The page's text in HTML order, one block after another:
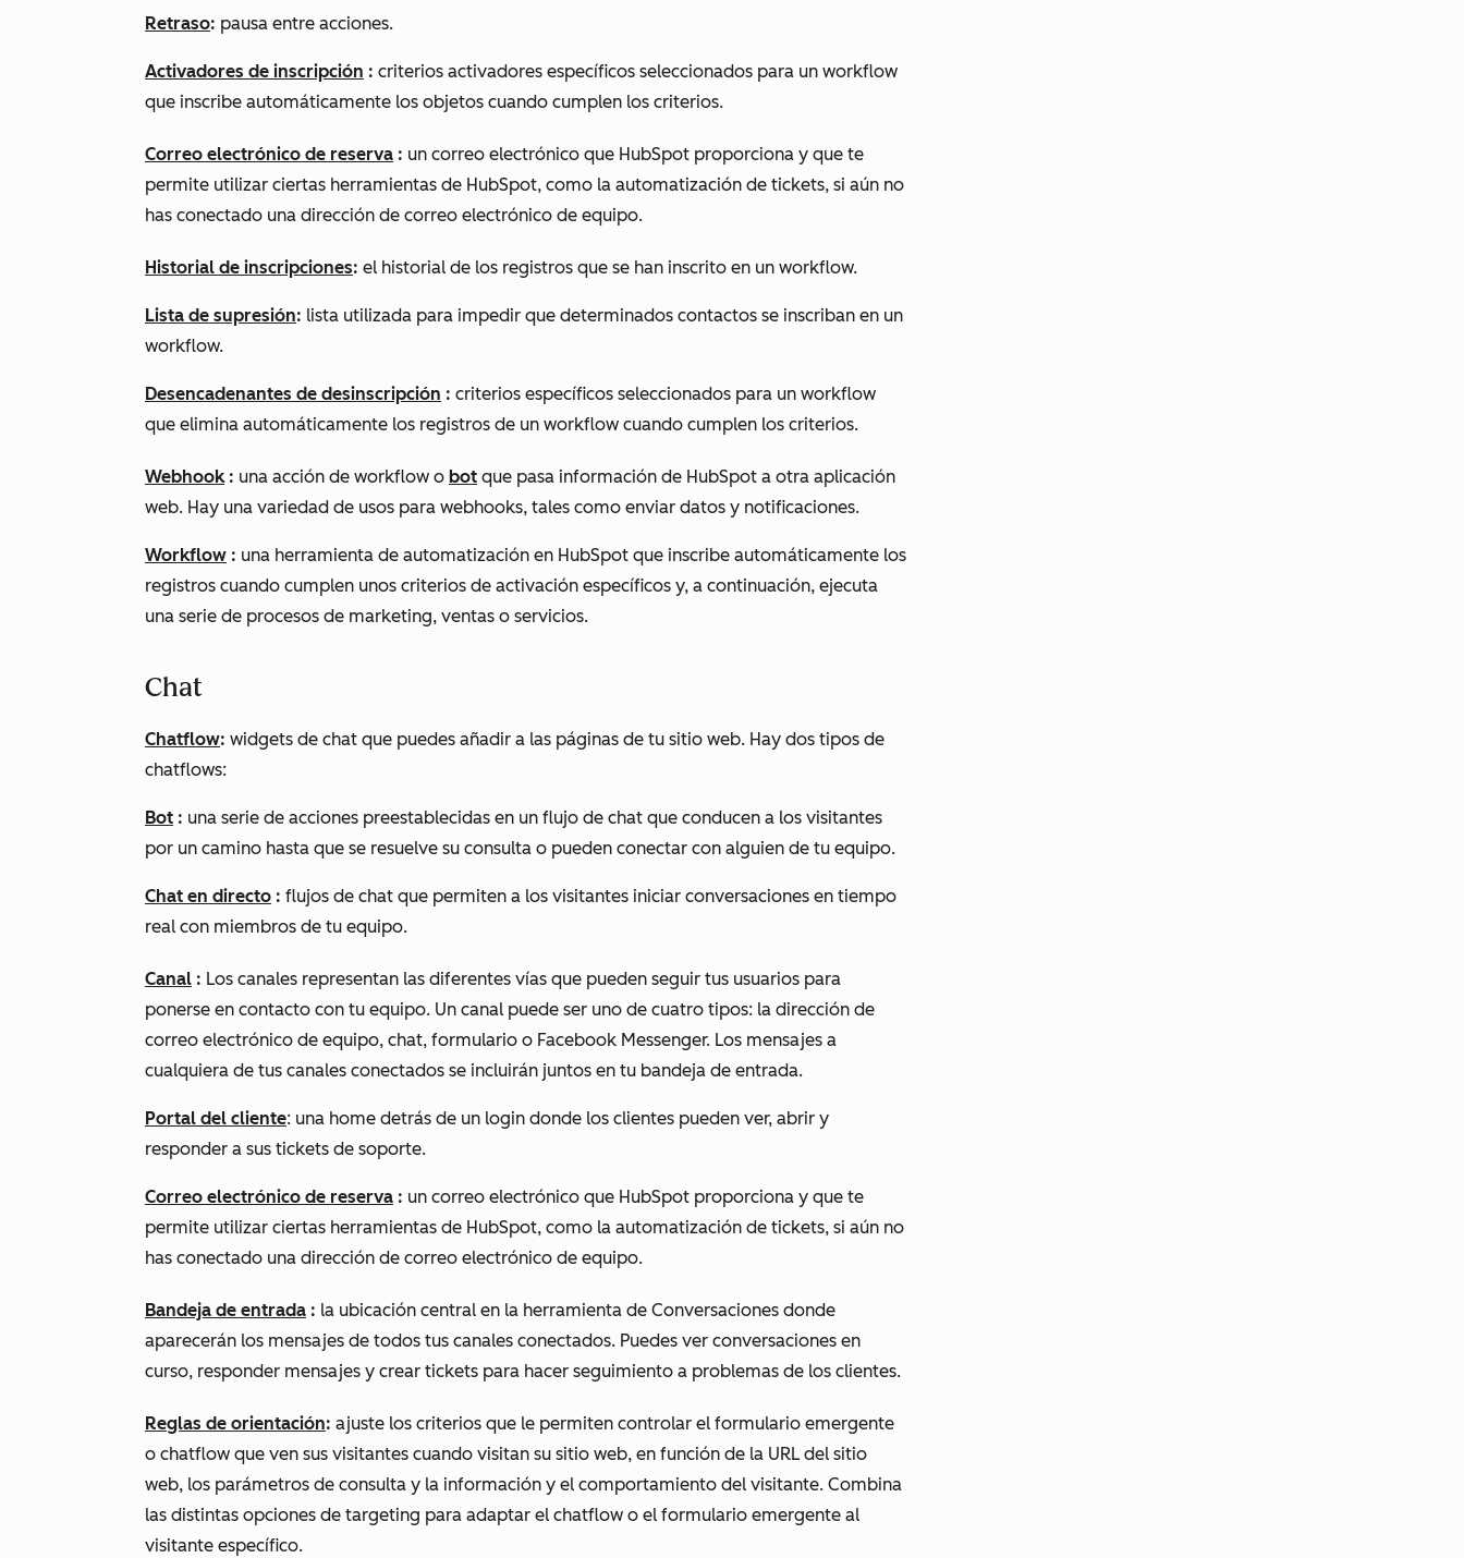
Retraso: pausa entre acciones.
Activadores de inscripción : criterios activadores específicos seleccionados para un workflow
que inscribe automáticamente los objetos cuando cumplen los criterios.
Correo electrónico de reserva : un correo electrónico que HubSpot proporciona y que te
permite utilizar ciertas herramientas de HubSpot, como la automatización de tickets, si aún no
has conectado una dirección de correo electrónico de equipo.
Historial de inscripciones: el historial de los registros que se han inscrito en un workflow.
Lista de supresión: lista utilizada para impedir que determinados contactos se inscriban en un
workflow.
Desencadenantes de desinscripción : criterios específicos seleccionados para un workflow
que elimina automáticamente los registros de un workflow cuando cumplen los criterios.
Webhook: una acción de workflow o bot que pasa información de HubSpot a otra aplicación
web. Hay una variedad de usos para webhooks, tales como enviar datos y notificaciones.
Workflow : una herramienta de automatización en HubSpot que inscribe automáticamente los
registros cuando cumplen unos criterios de activación específicos y, a continuación, ejecuta
una serie de procesos de marketing, ventas o servicios.
Chat
Chatflow: widgets de chat que puedes añadir a las páginas de tu sitio web. Hay dos tipos de
chatflows:
Bot : una serie de acciones preestablecidas en un flujo de chat que conducen a los visitantes
por un camino hasta que se resuelve su consulta o pueden conectar con alguien de tu equipo.
Chat en directo : flujos de chat que permiten a los visitantes iniciar conversaciones en tiempo
real con miembros de tu equipo.
Canal : Los canales representan las diferentes vías que pueden seguir tus usuarios para
ponerse en contacto con tu equipo. Un canal puede ser uno de cuatro tipos: la dirección de
correo electrónico de equipo, chat, formulario o Facebook Messenger. Los mensajes a
cualquiera de tus canales conectados se incluirán juntos en tu bandeja de entrada.
Portal del cliente: una home detrás de un login donde los clientes pueden ver, abrir y
responder a sus tickets de soporte.
Correo electrónico de reserva : un correo electrónico que HubSpot proporciona y que te
permite utilizar ciertas herramientas de HubSpot, como la automatización de tickets, si aún no
has conectado una dirección de correo electrónico de equipo.
Bandeja de entrada : la ubicación central en la herramienta de Conversaciones donde
aparecerán los mensajes de todos tus canales conectados. Puedes ver conversaciones en
curso, responder mensajes y crear tickets para hacer seguimiento a problemas de los clientes.
Reglas de orientación: ajuste los criterios que le permiten controlar el formulario emergente
o chatflow que ven sus visitantes cuando visitan su sitio web, en función de la URL del sitio
web, los parámetros de consulta y la información y el comportamiento del visitante. Combina
las distintas opciones de targeting para adaptar el chatflow o el formulario emergente al
visitante específico.